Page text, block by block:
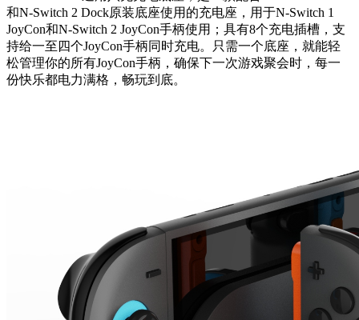
和N-Switch 2 Dock原装底座使用的充电座，用于N-Switch 1
JoyCon和N-Switch 2 JoyCon手柄使用；具有8个充电插槽，支
持给一至四个JoyCon手柄同时充电。只需一个底座，就能轻
松管理你的所有JoyCon手柄，确保下一次游戏聚会时，每一
份快乐都电力满格，畅玩到底。